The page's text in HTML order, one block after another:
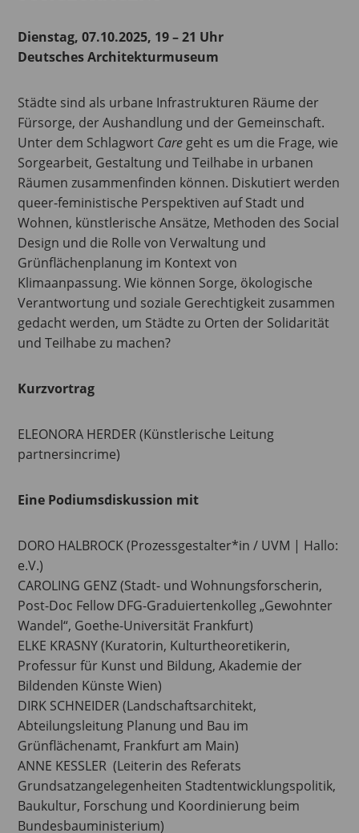
Dienstag, 07.10.2025, 19 – 21 Uhr
Deutsches Architekturmuseum
Städte sind als urbane Infrastrukturen Räume der
Fürsorge, der Aushandlung und der Gemeinschaft.
Unter dem Schlagwort Care geht es um die Frage, wie
Sorgearbeit, Gestaltung und Teilhabe in urbanen
Räumen zusammenfinden können. Diskutiert werden
queer-feministische Perspektiven auf Stadt und
Wohnen, künstlerische Ansätze, Methoden des Social
Design und die Rolle von Verwaltung und
Grünflächenplanung im Kontext von
Klimaanpassung. Wie können Sorge, ökologische
Verantwortung und soziale Gerechtigkeit zusammen
gedacht werden, um Städte zu Orten der Solidarität
und Teilhabe zu machen?
Kurzvortrag
ELEONORA HERDER (Künstlerische Leitung
partnersincrime)
Eine Podiumsdiskussion mit
DORO HALBROCK (Prozessgestalter*in / UVM | Hallo:
e.V.)
CAROLING GENZ (Stadt- und Wohnungsforscherin,
Post-Doc Fellow DFG-Graduiertenkolleg „Gewohnter
Wandel“, Goethe-Universität Frankfurt)
ELKE KRASNY (Kuratorin, Kulturtheoretikerin,
Professur für Kunst und Bildung, Akademie der
Bildenden Künste Wien)
DIRK SCHNEIDER (Landschaftsarchitekt,
Abteilungsleitung Planung und Bau im
Grünflächenamt, Frankfurt am Main)
ANNE KESSLER (Leiterin des Referats
Grundsatzangelegenheiten Stadtentwicklungspolitik,
Baukultur, Forschung und Koordinierung beim
Bundesbauministerium)